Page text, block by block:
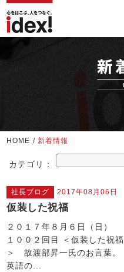
HOME /新着情報
カテゴリ：
社長ブログ 2017年08月06日
仮装した祝福
２０１７年８月６日（日）
１００２回目 ＜仮装した祝福
＞ 故渡部昇一氏のお言葉。
英語の...